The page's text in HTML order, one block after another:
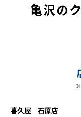
亀沢の
喜久屋 石原店